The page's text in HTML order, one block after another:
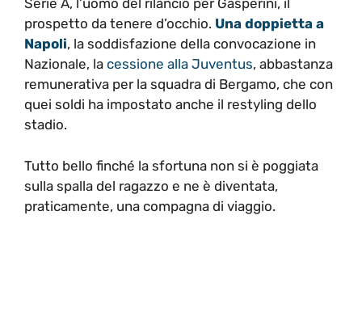
Serie A, l’uomo del rilancio per Gasperini, il
prospetto da tenere d’occhio. Una doppietta a
Napoli, la soddisfazione della convocazione in
Nazionale, la cessione alla Juventus, abbastanza
remunerativa per la squadra di Bergamo, che con
quei soldi ha impostato anche il restyling dello
stadio.
Tutto bello finché la sfortuna non si è poggiata
sulla spalla del ragazzo e ne è diventata,
praticamente, una compagna di viaggio.